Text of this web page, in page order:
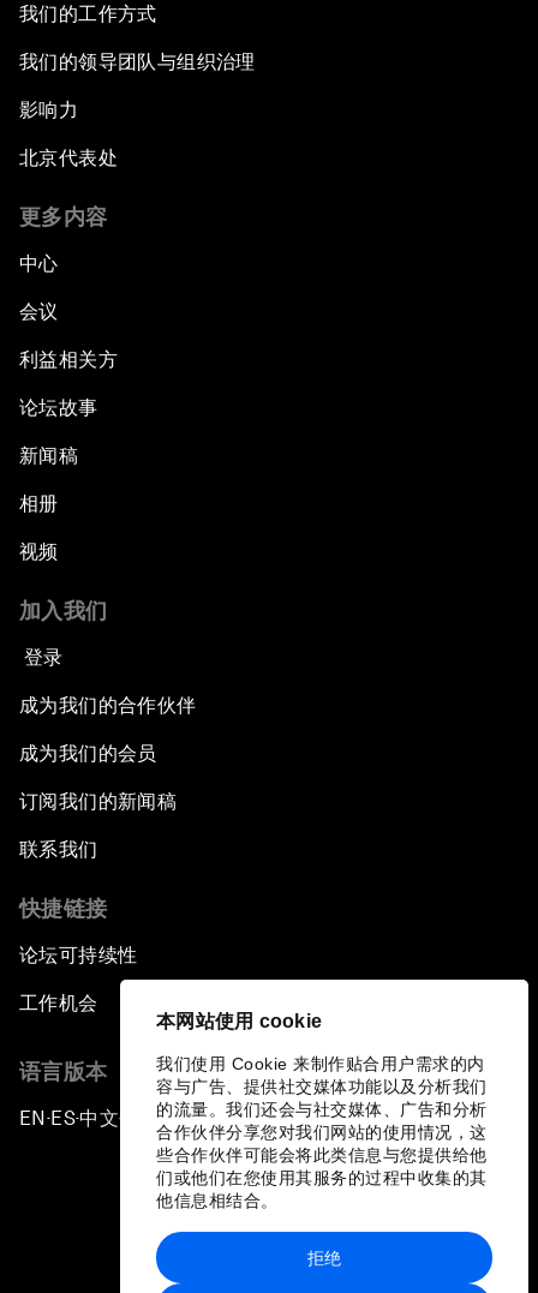
本网站使用 cookie
我们使用 Cookie 来制作贴合用户需求的内
容与广告、提供社交媒体功能以及分析我们
的流量。我们还会与社交媒体、广告和分析
合作伙伴分享您对我们网站的使用情况，这
些合作伙伴可能会将此类信息与您提供给他
们或他们在您使用其服务的过程中收集的其
他信息相结合。
拒绝
我们的工作方式
我们的领导团队与组织治理
影响力
北京代表处
更多内容
中心
会议
利益相关方
论坛故事
新闻稿
相册
视频
加入我们
登录
成为我们的合作伙伴
成为我们的会员
订阅我们的新闻稿
联系我们
快捷链接
论坛可持续性
工作机会
语言版本
EN ▪ES▪中文▪ 日本語